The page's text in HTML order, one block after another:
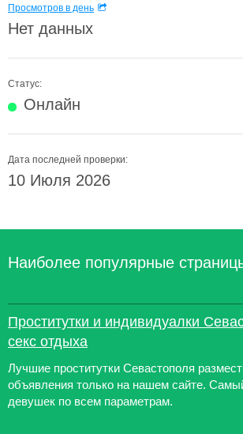
Просмотров в день
Нет данных
Статус:
Онлайн
Дата последней проверки:
10 Июля 2026
Наиболее популярные
Проститутки и индивидуалки
секс отдыха
Лучшие проститутки Севастополя
объявления только на нашем сайте.
девушек по всем параметрам.